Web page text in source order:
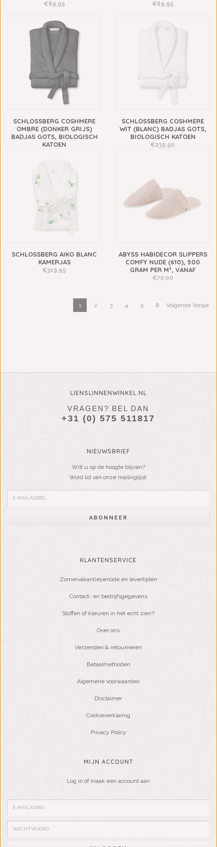
€69,95 €69,95
SCHLOSSBERG COSHMERE
OMBRE (DONKER GRIJS)
BADJAS GOTS, BIOLOGISCH
KATOEN
SCHLOSSBERG COSHMERE
WIT (BLANC) BADJAS GOTS,
BIOLOGISCH KATOEN
€239,90
SCHLOSSBERG AIKO BLANC
KAMERJAS
€319,95
ABYSS HABIDECOR SLIPPERS
COMFY NUDE (610), 500
GRAM PER M², VANAF
€70,00
1 2 3 4 5 8 Volgende Vorige
LIENSLINNENWINKEL.NL
VRAGEN? BEL DAN
+31 (0) 575 511817
NIEUWSBRIEF
Wilt u op de hoogte blijven?
Word lid van onze mailinglijst:
ABONNEER
KLANTENSERVICE
Zomervakantieperiode en levertijden
Contact- en bedrijfsgegevens
Stoffen of kleuren in het echt zien?
Over ons
Verzenden & retourneren
Betaalmethoden
Algemene voorwaarden
Disclaimer
Cookieverklaring
Privacy Policy
MIJN ACCOUNT
Log in of maak een account aan